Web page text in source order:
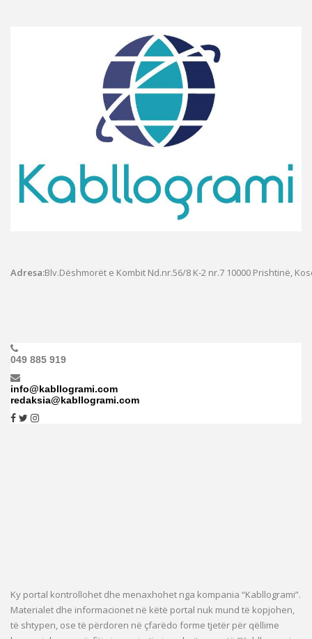
Adresa:Blv.Dëshmorët e Kombit Nd.nr.56/8 K-2 nr.7 10000 Prishtinë,
049 885 919
info@kabllogrami.com
redaksia@kabllogrami.com
Ky portal kontrollohet dhe menaxhohet nga kompania “Kabllogrami”.
Materialet dhe informacionet në këtë portal nuk mund të kopjohen,
të shtypen, ose të përdoren në çfarëdo forme tjetër për qëllime